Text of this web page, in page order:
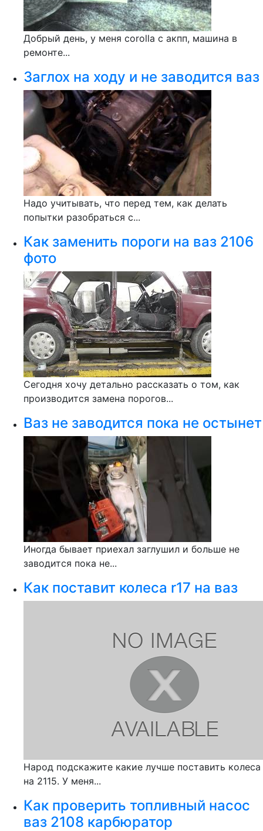
Добрый день, у меня corolla c акпп, машина в
ремонте...
Заглох на ходу и не заводится ваз
Надо учитывать, что перед тем, как делать
попытки разобраться с...
Как заменить пороги на ваз 2106
фото
Сегодня хочу детально рассказать о том, как
производится замена порогов...
Ваз не заводится пока не остынет
Иногда бывает приехал заглушил и больше не
заводится пока не...
Как поставит колеса r17 на ваз
Народ подскажите какие лучше поставить колеса
на 2115. У меня...
Как проверить топливный насос
ваз 2108 карбюратор